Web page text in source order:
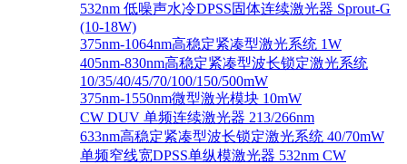
532nm 低噪声水冷DPSS固体连续激光器 Sprout-G
(10-18W)
375nm-1064nm高稳定紧凑型激光系统 1W
405nm-830nm高稳定紧凑型波长锁定激光系统
10/35/40/45/70/100/150/500mW
375nm-1550nm微型激光模块 10mW
CW DUV 单频连续激光器 213/266nm
633nm高稳定紧凑型波长锁定激光系统 40/70mW
单频窄线宽DPSS单纵模激光器 532nm CW